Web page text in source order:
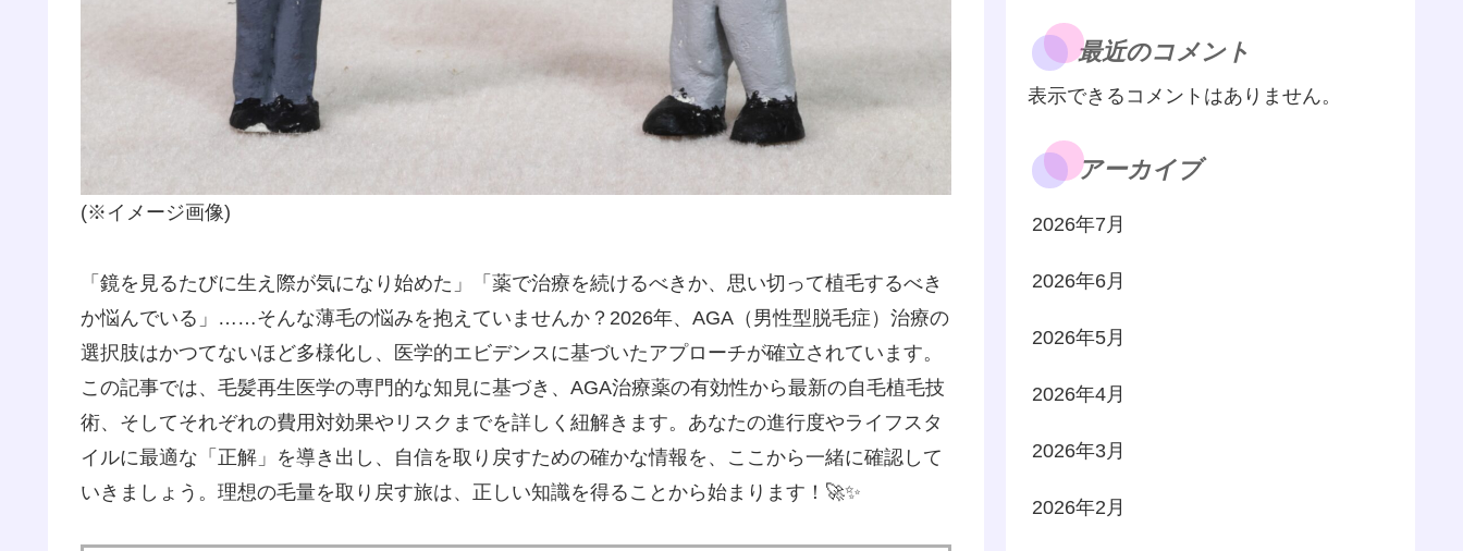
(※イメージ画像)
「鏡を見るたびに生え際が気になり始めた」「薬で治療を続けるべきか、思い切って植毛するべき
か悩んでいる」……そんな薄毛の悩みを抱えていませんか？2026年、AGA（男性型脱毛症）治療の
選択肢はかつてないほど多様化し、医学的エビデンスに基づいたアプローチが確立されています。
この記事では、毛髪再生医学の専門的な知見に基づき、AGA治療薬の有効性から最新の自毛植毛技
術、そしてそれぞれの費用対効果やリスクまでを詳しく紐解きます。あなたの進行度やライフスタ
イルに最適な「正解」を導き出し、自信を取り戻すための確かな情報を、ここから一緒に確認して
いきましょう。理想の毛量を取り戻す旅は、正しい知識を得ることから始まります！🚀✨
最近のコメント
表示できるコメントはありません。
アーカイブ
2026年7月
2026年6月
2026年5月
2026年4月
2026年3月
2026年2月